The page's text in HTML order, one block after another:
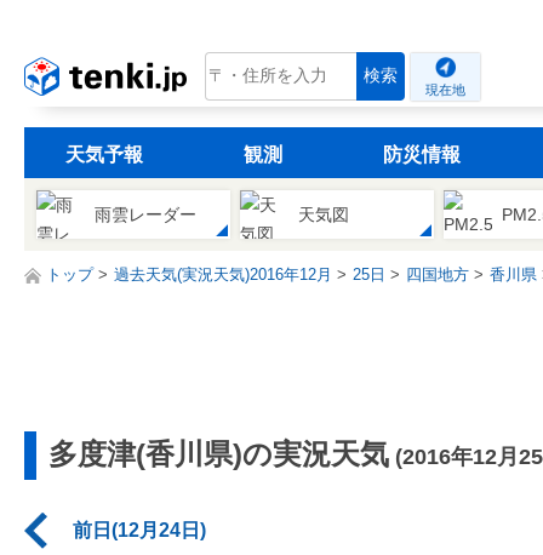
tenki.jp 検索
現在地
天気予報 観測 防災情報
雨雲レーダー 天気図
トップ 過去天気(実況天気)2016年12月 25日 四国地方 香川県
多度津(香川県)の実況天気 (2016年12月
前日(12月24日)